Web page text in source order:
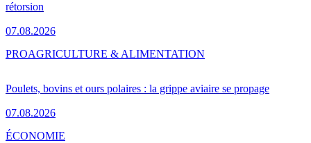
rétorsion
07.08.2026
Poulets, bovins et ours polaires : la grippe aviaire se propage
07.08.2026
PROAGRICULTURE & ALIMENTATION
ÉCONOMIE